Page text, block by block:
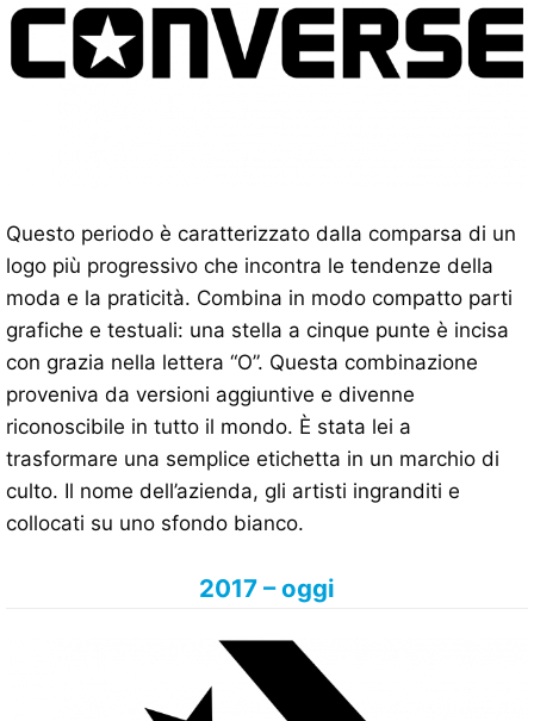
Questo periodo è caratterizzato dalla comparsa di un
logo più progressivo che incontra le tendenze della
moda e la praticità. Combina in modo compatto parti
grafiche e testuali: una stella a cinque punte è incisa
con grazia nella lettera “O”. Questa combinazione
proveniva da versioni aggiuntive e divenne
riconoscibile in tutto il mondo. È stata lei a
trasformare una semplice etichetta in un marchio di
culto. Il nome dell’azienda, gli artisti ingranditi e
collocati su uno sfondo bianco.
2017 – oggi